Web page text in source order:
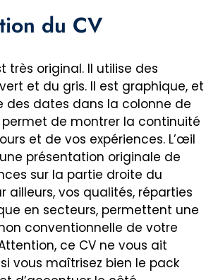
du CV
très original. Il utilise des
et du gris. Il est graphique, et
des dates dans la colonne de
de montrer la continuité
et de vos expériences. L’œil
présentation originale de
sur la partie droite du
ailleurs, vos qualités, réparties
en secteurs, permettent une
conventionnelle de votre
ce CV ne vous ait
vous maîtrisez bien le pack